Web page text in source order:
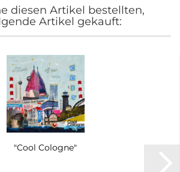
diesen Artikel bestellten,
Artikel gekauft:
"Cool Cologne"